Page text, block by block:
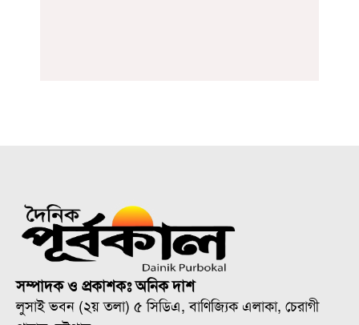
সম্পাদক ও প্রকাশকঃ অনিক দাশ
লুসাই ভবন (২য় তলা) ৫ সিডিএ, বাণিজ্যিক এলাকা, চেরাগী